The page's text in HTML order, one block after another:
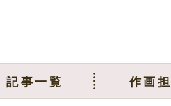
記事一覧 作画